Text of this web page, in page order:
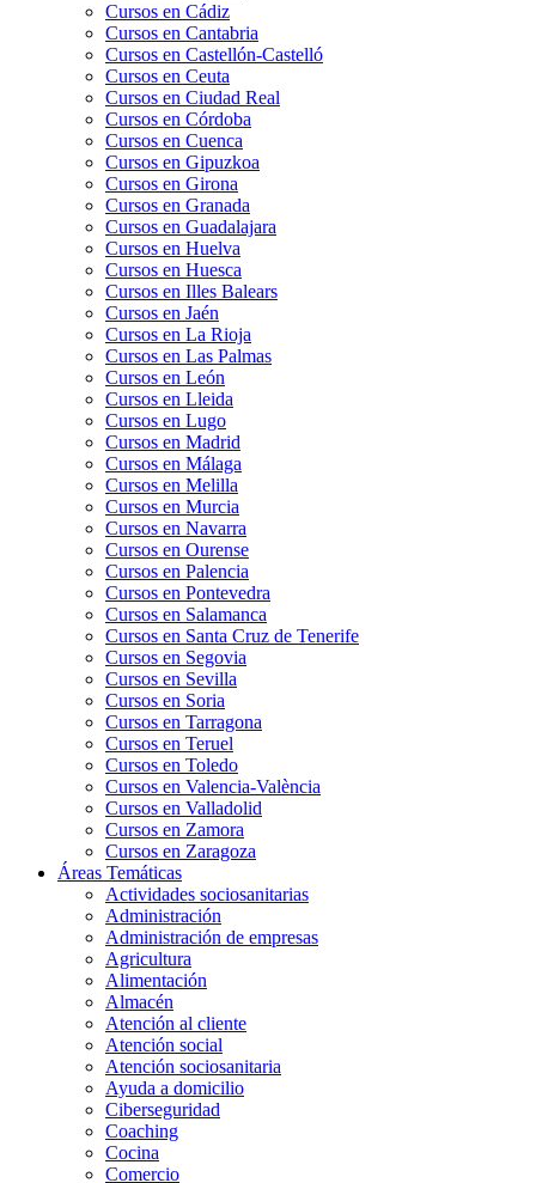
Cursos en Cádiz
Cursos en Cantabria
Cursos en Castellón-Castelló
Cursos en Ceuta
Cursos en Ciudad Real
Cursos en Córdoba
Cursos en Cuenca
Cursos en Gipuzkoa
Cursos en Girona
Cursos en Granada
Cursos en Guadalajara
Cursos en Huelva
Cursos en Huesca
Cursos en Illes Balears
Cursos en Jaén
Cursos en La Rioja
Cursos en Las Palmas
Cursos en León
Cursos en Lleida
Cursos en Lugo
Cursos en Madrid
Cursos en Málaga
Cursos en Melilla
Cursos en Murcia
Cursos en Navarra
Cursos en Ourense
Cursos en Palencia
Cursos en Pontevedra
Cursos en Salamanca
Cursos en Santa Cruz de Tenerife
Cursos en Segovia
Cursos en Sevilla
Cursos en Soria
Cursos en Tarragona
Cursos en Teruel
Cursos en Toledo
Cursos en Valencia-València
Cursos en Valladolid
Cursos en Zamora
Cursos en Zaragoza
Áreas Temáticas
Actividades sociosanitarias
Administración
Administración de empresas
Agricultura
Alimentación
Almacén
Atención al cliente
Atención social
Atención sociosanitaria
Ayuda a domicilio
Ciberseguridad
Coaching
Cocina
Comercio